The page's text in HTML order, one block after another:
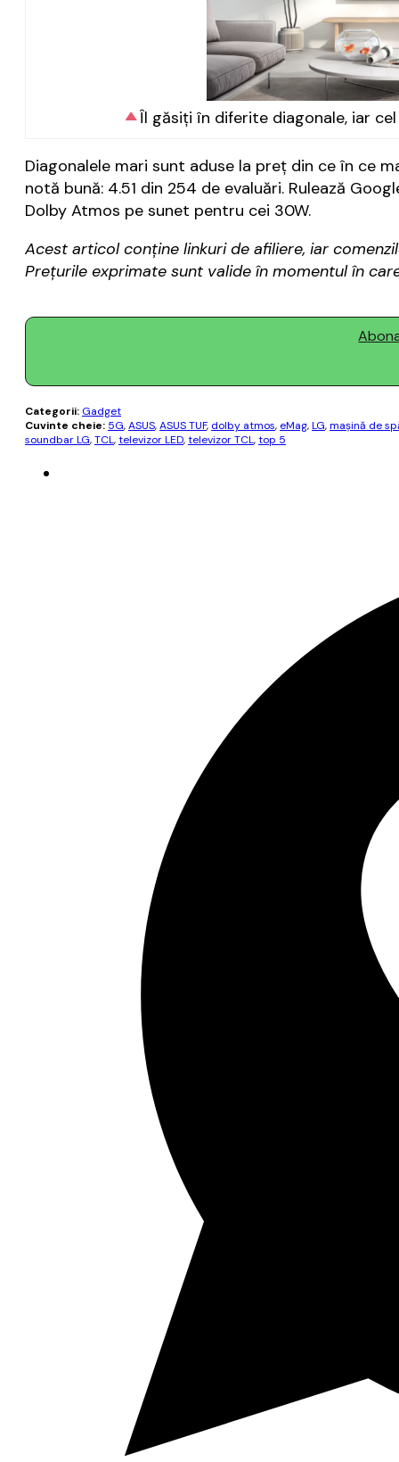
Îl găsiți în diferite diagonale, iar
Diagonalele mari sunt aduse la preț din ce în ce
notă bună: 4.51 din 254 de evaluări. Rulează
Dolby Atmos pe sunet pentru cei 30W.
Acest articol conține linkuri de afiliere, iar
Prețurile exprimate sunt valide în momentul în
Categorii: Gadget
Cuvinte cheie: 5G,ASUS,ASUS TUF, dolby atmos, eMag,LG,mașină de
soundbar LG,TCL,televizor LED,televizor TCL,top 5